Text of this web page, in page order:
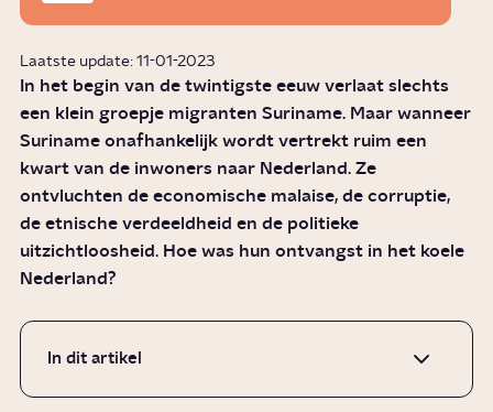
Laatste update: 11-01-2023
In het begin van de twintigste eeuw verlaat slechts
een klein groepje migranten Suriname. Maar wanneer
Suriname onafhankelijk wordt vertrekt ruim een
kwart van de inwoners naar Nederland. Ze
ontvluchten de economische malaise, de corruptie,
de etnische verdeeldheid en de politieke
uitzichtloosheid. Hoe was hun ontvangst in het koele
Nederland?
In dit artikel